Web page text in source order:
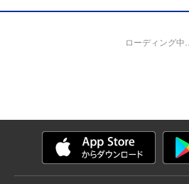
の子との同居は平穏とは程遠い大
ローディング中…